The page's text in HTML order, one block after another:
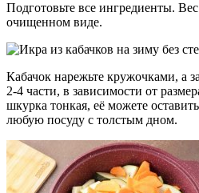
Подготовьте все ингредиенты.
очищенном виде.
Кабачок нарежьте кружочками, а
2-4 части, в зависимости от
шкурка тонкая, её можете
любую посуду с толстым дном.